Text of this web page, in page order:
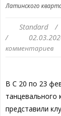
Латинского
Standard /
/
комментариев
В C 20 по 23
танцевального
представили